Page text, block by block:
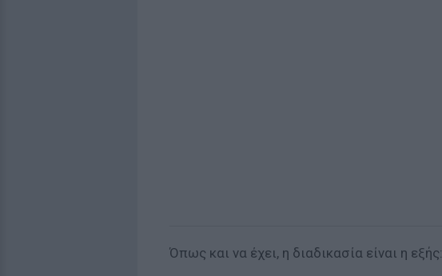
Όπως και να έχει, η διαδικασία είναι η εξής: